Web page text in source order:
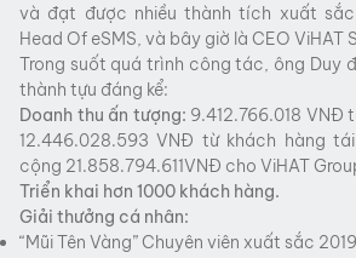
và đạt được nhiều thành tích xuất
Head Of eSMS, và bây giờ là CEO ViHAT
Trong suốt quá trình công tác, ông Duy
thành tựu đáng kể:
Doanh thu ấn tượng: 9.412.766.018 VNĐ
12.446.028.593 VNĐ từ khách hàng
cộng 21.858.794.611VNĐ cho ViHAT
Triển khai hơn 1000 khách hàng.
Giải thưởng cá nhân:
“Mũi Tên Vàng” Chuyên viên xuất sắc